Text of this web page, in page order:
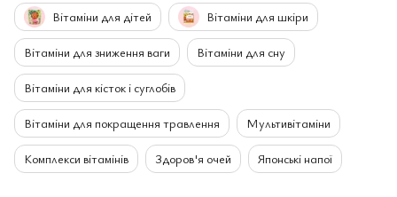
Вітаміни для дітей Вітаміни для шкіри
Вітаміни для зниження ваги Вітаміни для сну
Вітаміни для кісток і суглобів
Вітаміни для покращення травлення Мультивітаміни
Комплекси вітамінів Здоров'я очей Японські напої